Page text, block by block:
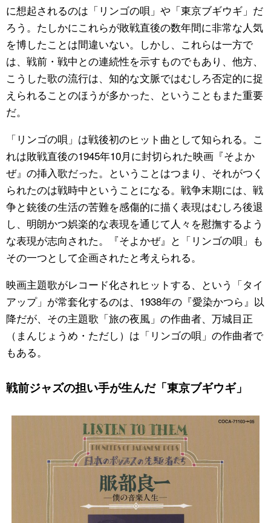
に想起されるのは「リンゴの唄」や「東京ブギウギ」だ
ろう。たしかにこれらが敗戦直後の数年間に非常な人気
を博したことは間違いない。しかし、これらは一方で
は、戦前・戦中との連続性を示すものでもあり、他方、
こうした歌の流行は、知的な文脈ではむしろ否定的に捉
えられることのほうが多かった、ということもまた重要
だ。
「リンゴの唄」は戦後初のヒット曲として知られる。こ
れは敗戦直後の1945年10月に封切られた映画『そよか
ぜ』の挿入歌だった。ということはつまり、それがつく
られたのは戦時中ということになる。戦争末期には、戦
争と銃後の生活の苦難を感傷的に描く表現はむしろ後退
し、明朗かつ娯楽的な表現を通じて人々を慰撫するよう
な表現が志向された。『そよかぜ』と「リンゴの唄」も
その一つとして企画されたと考えられる。
映画主題歌がレコード化されヒットする、という「タイ
アップ」が常套化するのは、1938年の『愛染かつら』以
降だが、その主題歌「旅の夜風」の作曲者、万城目正
（まんじょうめ・ただし）は「リンゴの唄」の作曲者で
もある。
戦前ジャズの担い手が生んだ「東京ブギウギ」